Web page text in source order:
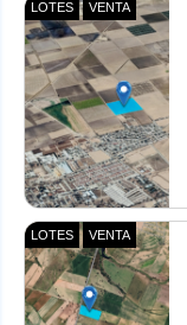
LOTES VENTA
LOTES VENTA